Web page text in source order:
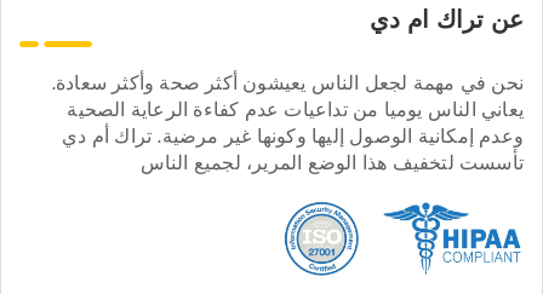
عن تراك ام دي
نحن في مهمة لجعل الناس يعيشون أكثر صحة وأكثر سعادة.
يعاني الناس يوميا من تداعيات عدم كفاءة الرعاية الصحية
وعدم إمكانية الوصول إليها وكونها غير مرضية. تراك أم دي
تأسست لتخفيف هذا الوضع المرير، لجميع الناس